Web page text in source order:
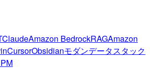
ClaudeAmazon BedrockRAGAmazon
CursorObsidianモダンデータスタック
PM